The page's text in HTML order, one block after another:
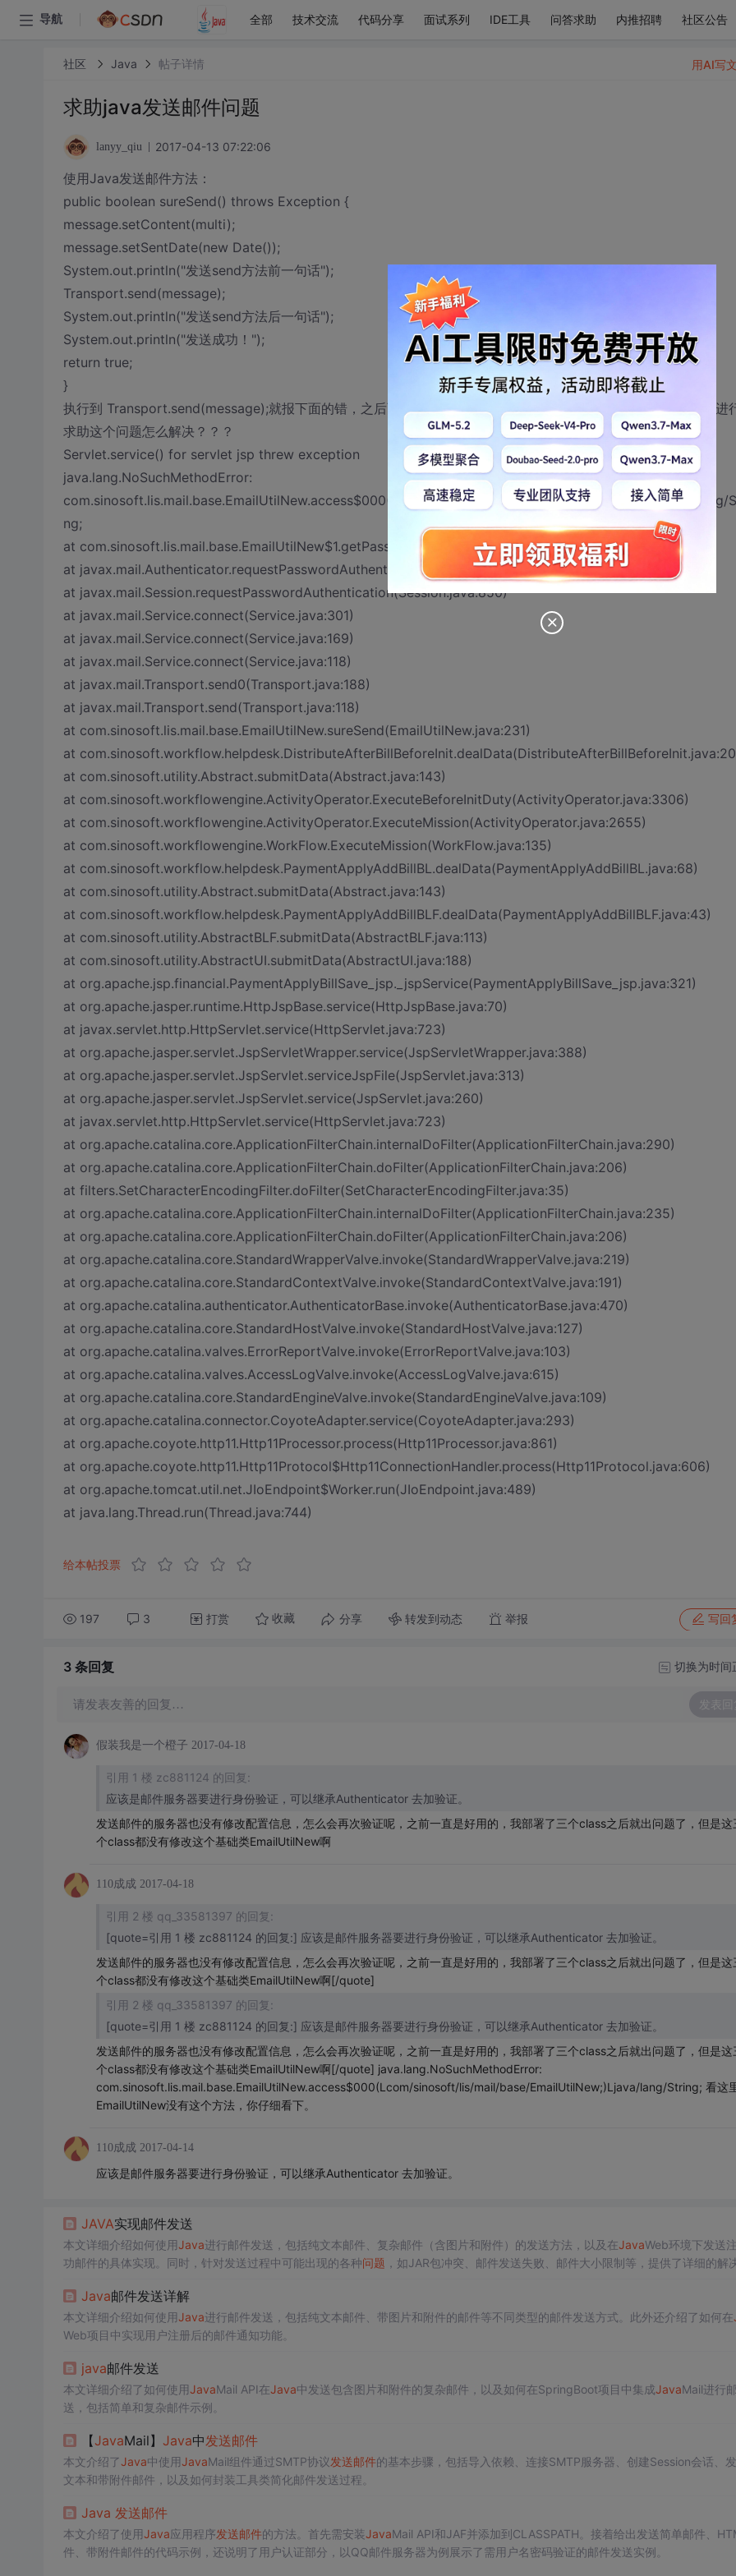
导航 全部 技术交流 代码分享 面试系列 IDE工具 问答求助 内推招聘 社区公告
社区 Java 帖子详情
求助java发送邮件问题
lanyy_qiu 2017-04-13 07:22:06
使用Java发送邮件方法：
public boolean sureSend() throws Exception {
message.setContent(multi);
message.setSentDate(new Date());
System.out.println("发送send方法前一句话");
Transport.send(message);
System.out.println("发送send方法后一句话");
System.out.println("发送成功！");
return true;
}
执行到 Transport.send(message);就报下面的错，之后页面一直停在处理中的样子，就像卡住一样，不继续继续进
求助这个问题怎么解决？？？
Servlet.service() for servlet jsp threw exception
java.lang.NoSuchMethodError:
com.sinosoft.lis.mail.base.EmailUtilNew.access$000(Lcom/sinosoft/lis/mail/base/EmailUtilNew;)Ljava/lang/
ng;
at com.sinosoft.lis.mail.base.EmailUtilNew$1.getPasswordAuthentication(EmailUtilNew.java:90)
at javax.mail.Authenticator.requestPasswordAuthentication(Authenticator.java:115)
at javax.mail.Session.requestPasswordAuthentication(Session.java:850)
at javax.mail.Service.connect(Service.java:301)
at javax.mail.Service.connect(Service.java:169)
at javax.mail.Service.connect(Service.java:118)
at javax.mail.Transport.send0(Transport.java:188)
at javax.mail.Transport.send(Transport.java:118)
at com.sinosoft.lis.mail.base.EmailUtilNew.sureSend(EmailUtilNew.java:231)
at
at com.sinosoft.utility.Abstract.submitData(Abstract.java:143)
at com.sinosoft.workflowengine.ActivityOperator.ExecuteBeforeInitDuty(ActivityOperator.java:3306)
at com.sinosoft.workflowengine.ActivityOperator.ExecuteMission(ActivityOperator.java:2655)
at com.sinosoft.workflowengine.WorkFlow.ExecuteMission(WorkFlow.java:135)
at com.sinosoft.workflow.helpdesk.PaymentApplyAddBillBL.dealData(PaymentApplyAddBillBL.java:68)
at com.sinosoft.utility.Abstract.submitData(Abstract.java:143)
at com.sinosoft.workflow.helpdesk.PaymentApplyAddBillBLF.dealData(PaymentApplyAddBillBLF.java:43)
at com.sinosoft.utility.AbstractBLF.submitData(AbstractBLF.java:113)
at com.sinosoft.utility.AbstractUI.submitData(AbstractUI.java:188)
at org.apache.jsp.financial.PaymentApplyBillSave_jsp._jspService(PaymentApplyBillSave_jsp.java:321)
at org.apache.jasper.runtime.HttpJspBase.service(HttpJspBase.java:70)
at javax.servlet.http.HttpServlet.service(HttpServlet.java:723)
at org.apache.jasper.servlet.JspServletWrapper.service(JspServletWrapper.java:388)
at org.apache.jasper.servlet.JspServlet.serviceJspFile(JspServlet.java:313)
at org.apache.jasper.servlet.JspServlet.service(JspServlet.java:260)
at javax.servlet.http.HttpServlet.service(HttpServlet.java:723)
at org.apache.catalina.core.ApplicationFilterChain.internalDoFilter(ApplicationFilterChain.java:290)
at org.apache.catalina.core.ApplicationFilterChain.doFilter(ApplicationFilterChain.java:206)
at filters.SetCharacterEncodingFilter.doFilter(SetCharacterEncodingFilter.java:35)
at org.apache.catalina.core.ApplicationFilterChain.internalDoFilter(ApplicationFilterChain.java:235)
at org.apache.catalina.core.ApplicationFilterChain.doFilter(ApplicationFilterChain.java:206)
at org.apache.catalina.core.StandardWrapperValve.invoke(StandardWrapperValve.java:219)
at org.apache.catalina.core.StandardContextValve.invoke(StandardContextValve.java:191)
at org.apache.catalina.authenticator.AuthenticatorBase.invoke(AuthenticatorBase.java:470)
at org.apache.catalina.core.StandardHostValve.invoke(StandardHostValve.java:127)
at org.apache.catalina.valves.ErrorReportValve.invoke(ErrorReportValve.java:103)
at org.apache.catalina.valves.AccessLogValve.invoke(AccessLogValve.java:615)
at org.apache.catalina.core.StandardEngineValve.invoke(StandardEngineValve.java:109)
at org.apache.catalina.connector.CoyoteAdapter.service(CoyoteAdapter.java:293)
at org.apache.coyote.http11.Http11Processor.process(Http11Processor.java:861)
at org.apache.coyote.http11.Http11Protocol$Http11ConnectionHandler.process(Http11Protocol.java:606)
at org.apache.tomcat.util.net.JIoEndpoint$Worker.run(JIoEndpoint.java:489)
at java.lang.Thread.run(Thread.java:744)
给本帖投票
197 3 打赏 收藏 分享 转发到动态 举报 写回
用AI写
3 条回复 切换为时间
请发表友善的回复… 发表回
假装我是一个橙子 2017-04-18
引用 1 楼 zc881124 的回复:
应该是邮件服务器要进行身份验证，可以继承Authenticator 去加验证。
发送邮件的服务器也没有修改配置信息，怎么会再次验证呢，之前一直是好用的，我部署了三个class之后就出问题了，但是这
个class都没有修改这个基础类EmailUtilNew啊
110成成 2017-04-18
引用 2 楼 qq_33581397 的回复:
[quote=引用 1 楼 zc881124 的回复:] 应该是邮件服务器要进行身份验证，可以继承Authenticator 去加验证。
发送邮件的服务器也没有修改配置信息，怎么会再次验证呢，之前一直是好用的，我部署了三个class之后就出问题了，但是这
个class都没有修改这个基础类EmailUtilNew啊[/quote]
引用 2 楼 qq_33581397 的回复:
[quote=引用 1 楼 zc881124 的回复:] 应该是邮件服务器要进行身份验证，可以继承Authenticator 去加验证。
发送邮件的服务器也没有修改配置信息，怎么会再次验证呢，之前一直是好用的，我部署了三个class之后就出问题了，但是这
个class都没有修改这个基础类EmailUtilNew啊[/quote] java.lang.NoSuchMethodError:
com.sinosoft.lis.mail.base.EmailUtilNew.access$000(Lcom/sinosoft/lis/mail/base/EmailUtilNew;)Ljava/lang/String; 看这
EmailUtilNew没有这个方法，你仔细看下。
110成成 2017-04-14
应该是邮件服务器要进行身份验证，可以继承Authenticator 去加验证。
JAVA实现邮件发送
本文详细介绍如何使用Java进行邮件发送，包括纯文本邮件、复杂邮件（含图片和附件）的发送方法，以及在JavaWeb环境下发送
功邮件的具体实现。同时，针对发送过程中可能出现的各种问题 ，如JAR包冲突、邮件发送失败、邮件大小限制等，提供了详细的解
Java邮件发送详解
本文详细介绍如何使用Java进行邮件发送，包括纯文本邮件、带图片和附件的邮件等不同类型的邮件发送方式。此外还介绍了如何在
Web项目中实现用户注册后的邮件通知功能。
java邮件发送
本文详细介绍了如何使用JavaMail API在Java中发送包含图片和附件的复杂邮件，以及如何在SpringBoot项目中集成JavaMail进行
送，包括简单和复杂邮件示例。
【JavaMail】 Java中发送邮件
本文介绍了Java中使用JavaMail组件通过SMTP协议发送邮件的基本步骤，包括导入依赖、连接SMTP服务器、创建Session会话、
文本和带附件邮件，以及如何封装工具类简化邮件发送过程。
Java 发送邮件
本文介绍了使用Java应用程序发送邮件的方法。首先需安装JavaMail API和JAF并添加到CLASSPATH。接着给出发送简单邮件、
件、带附件邮件的代码示例，还说明了用户认证部分，以QQ邮件服务器为例展示了需用户名密码验证的邮件发送实例。